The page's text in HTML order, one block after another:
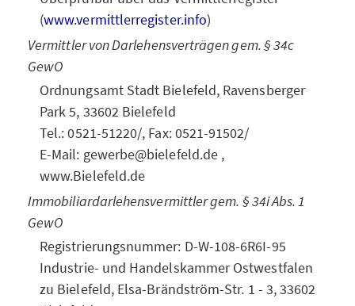
(www.vermittlerregister.info)
Vermittler von Darlehensverträgen gem. § 34c
GewO
Ordnungsamt Stadt Bielefeld, Ravensberger
Park 5, 33602 Bielefeld
Tel.: 0521-51220/, Fax: 0521-91502/
E-Mail: gewerbe@bielefeld.de ,
www.Bielefeld.de
Immobiliardarlehensvermittler gem. § 34i Abs. 1
GewO
Registrierungsnummer: D-W-108-6R6I-95
Industrie- und Handelskammer Ostwestfalen
zu Bielefeld, Elsa-Brändström-Str. 1 - 3, 33602